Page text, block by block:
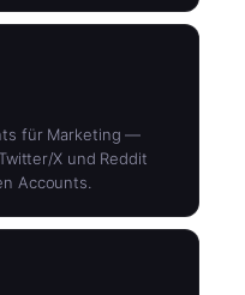
für Marketing —
X und Reddit
Accounts.